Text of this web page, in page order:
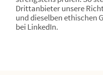
Drittanbieter unsere
und dieselben ethischen
bei LinkedIn.